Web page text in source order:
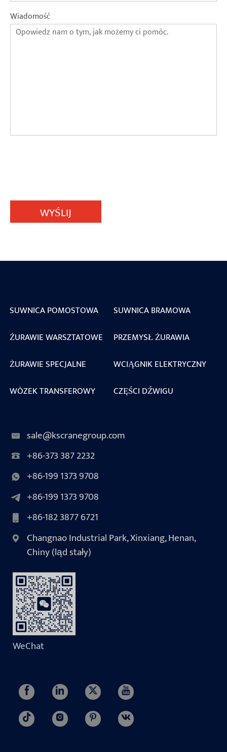
Wiadomość
WYŚLIJ
SUWNICA POMOSTOWA
SUWNICA BRAMOWA
ŻURAWIE WARSZTATOWE
PRZEMYSŁ ŻURAWIA
ŻURAWIE SPECJALNE
WCIĄGNIK ELEKTRYCZNY
WÓZEK TRANSFEROWY
CZĘŚCI DŹWIGU
sale@kscranegroup.com
+86-373 387 2232
+86-199 1373 9708
+86-199 1373 9708
+86-182 3877 6721
Changnao Industrial Park, Xinxiang, Henan,
Chiny (ląd stały)
WeChat